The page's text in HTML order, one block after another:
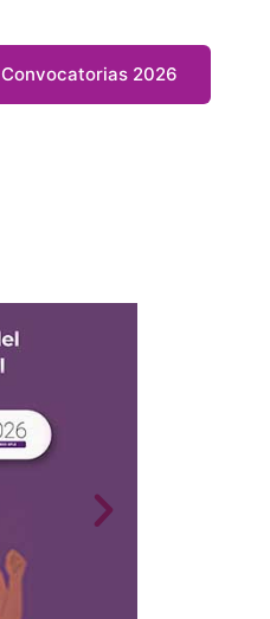
Convocatorias 2026